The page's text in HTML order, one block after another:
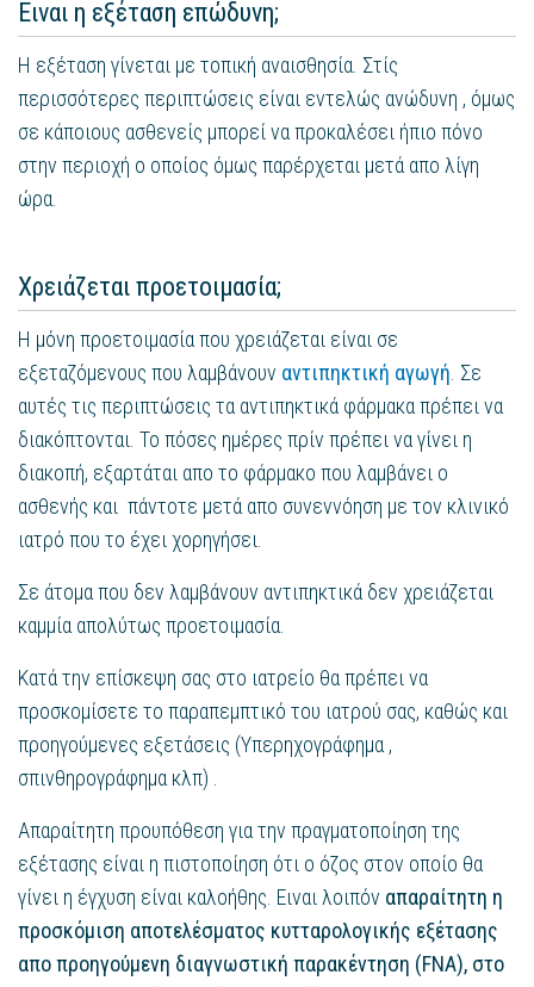
Ειναι η εξέταση επώδυνη;
Η εξέταση γίνεται με τοπική αναισθησία. Στίς
περισσότερες περιπτώσεις είναι εντελώς ανώδυνη , όμως
σε κάποιους ασθενείς μπορεί να προκαλέσει ήπιο πόνο
στην περιοχή ο οποίος όμως παρέρχεται μετά απο λίγη
ώρα.
Χρειάζεται προετοιμασία;
Η μόνη προετοιμασία που χρειάζεται είναι σε
εξεταζόμενους που λαμβάνουν αντιπηκτική αγωγή . Σε
αυτές τις περιπτώσεις τα αντιπηκτικά φάρμακα πρέπει να
διακόπτονται. Το πόσες ημέρες πρίν πρέπει να γίνει η
διακοπή, εξαρτάται απο το φάρμακο που λαμβάνει ο
ασθενής και πάντοτε μετά απο συνεννόηση με τον κλινικό
ιατρό που το έχει χορηγήσει.
Σε άτομα που δεν λαμβάνουν αντιπηκτικά δεν χρειάζεται
καμμία απολύτως προετοιμασία.
Κατά την επίσκεψη σας στο ιατρείο θα πρέπει να
προσκομίσετε το παραπεμπτικό του ιατρού σας, καθώς και
προηγούμενες εξετάσεις (Υπερηχογράφημα ,
σπινθηρογράφημα κλπ) .
Απαραίτητη προυπόθεση για την πραγματοποίηση της
εξέτασης είναι η πιστοποίηση ότι ο όζος στον οποίο θα
γίνει η έγχυση είναι καλοήθης. Ειναι λοιπόν απαραίτητη η
προσκόμιση αποτελέσματος κυτταρολογικής εξέτασης
απο προηγούμενη διαγνωστική παρακέντηση (FNA), στο